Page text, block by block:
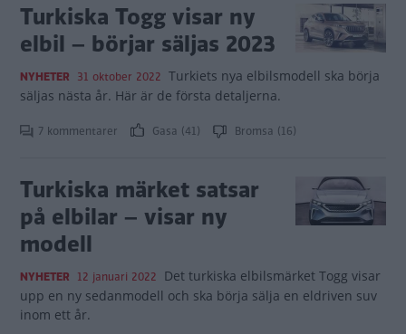
Turkiska Togg visar ny
elbil – börjar säljas 2023
NYHETER 31 oktober 2022 Turkiets nya elbilsmodell ska börja
säljas nästa år. Här är de första detaljerna.
7 kommentarer Gasa (41) Bromsa (16)
Turkiska märket satsar
på elbilar – visar ny
modell
NYHETER 12 januari 2022 Det turkiska elbilsmärket Togg visar
upp en ny sedanmodell och ska börja sälja en eldriven suv
inom ett år.